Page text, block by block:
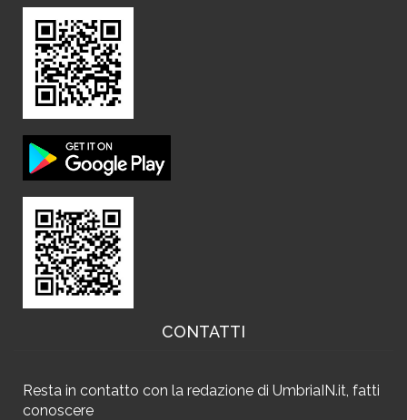
CONTATTI
Resta in contatto con la redazione di UmbriaIN.it, fatti
conoscere